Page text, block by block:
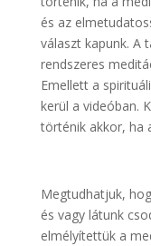
és az
választ kapunk. A
rendszeres
Emellett a
kerül a videóban.
történik akkor, ha
Megtudhatjuk,
és vagy látunk
elmélyítettük a